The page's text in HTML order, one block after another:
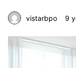
vistarbpo 9